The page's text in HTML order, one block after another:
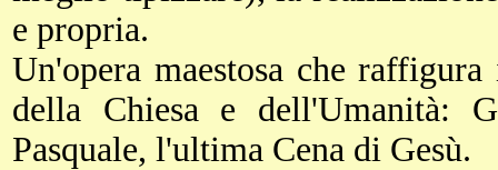
e propria.
Un'opera maestosa che
della Chiesa e dell'Umanità:
Pasquale, l'ultima Cena di Gesù.